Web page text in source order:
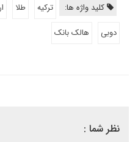
کلید واژه ها: ترکیه طلا
دوبی
هالک بانک
نظر شما :